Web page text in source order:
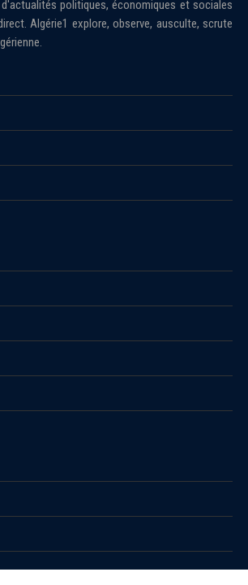
politiques, économiques et sociales
Algérie1 explore, observe, ausculte, scrute